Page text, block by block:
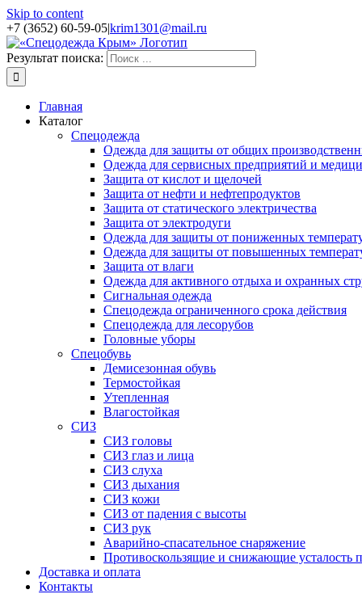
Skip to content
+7 (3652) 60-59-05|krim1301@mail.ru
Результат поиска:
Главная
Каталог
Спецодежда
Одежда для защиты от общих
Одежда для сервисных предприятий и
Защита от кислот и щелочей
Защита от нефти и нефтепродуктов
Защита от статического электричества
Защита от электродуги
Одежда для защиты от пониженных
Одежда для защиты от повышенных
Защита от влаги
Одежда для активного отдыха и охранных
Сигнальная одежда
Спецодежда ограниченного срока действия
Спецодежда для лесорубов
Головные уборы
Спецобувь
Демисезонная обувь
Термостойкая
Утепленная
Влагостойкая
СИЗ
СИЗ головы
СИЗ глаз и лица
СИЗ слуха
СИЗ дыхания
СИЗ кожи
СИЗ от падения с высоты
СИЗ рук
Аварийно-спасательное снаряжение
Противоскользящие и снижающие усталость
Доставка и оплата
Контакты